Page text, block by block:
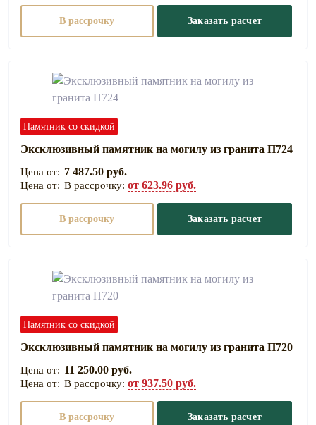
В рассрочку Заказать расчет
Памятник со скидкой
Эксклюзивный памятник на могилу из гранита П724
7 487.50 руб.
В рассрочку: от 623.96 руб.
В рассрочку Заказать расчет
Памятник со скидкой
Эксклюзивный памятник на могилу из гранита П720
11 250.00 руб.
В рассрочку: от 937.50 руб.
В рассрочку Заказать расчет